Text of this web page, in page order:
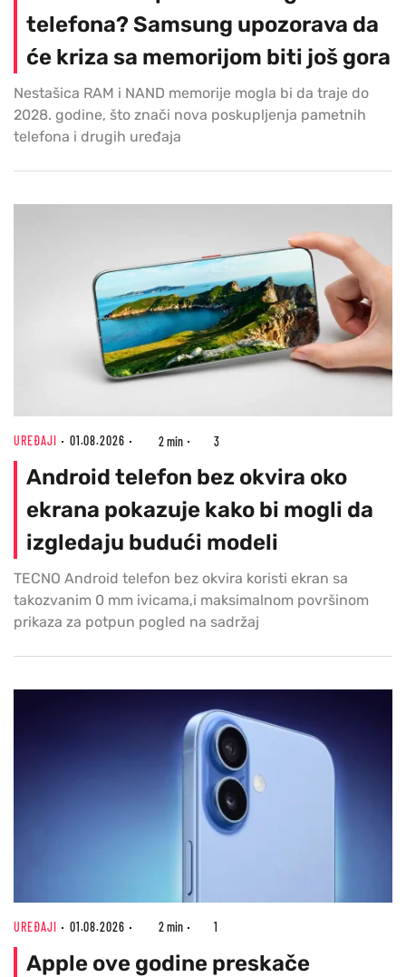
telefona? Samsung upozorava da
će kriza sa memorijom biti još gora
Nestašica RAM i NAND memorije mogla bi da traje do
2028. godine, što znači nova poskupljenja pametnih
telefona i drugih uređaja
UREĐAJI 01.08.2026 2 min 3
Android telefon bez okvira oko
ekrana pokazuje kako bi mogli da
izgledaju budući modeli
TECNO Android telefon bez okvira koristi ekran sa
takozvanim 0 mm ivicama,i maksimalnom površinom
prikaza za potpun pogled na sadržaj
UREĐAJI 01.08.2026 2 min 1
Apple ove godine preskače